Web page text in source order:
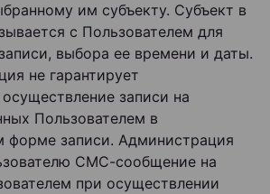
им субъекту. Субъект в
с Пользователем для
выбора ее времени и даты.
не гарантирует
записи на
Пользователем в
форме записи. Администрация
СМС-сообщение на
при осуществлении